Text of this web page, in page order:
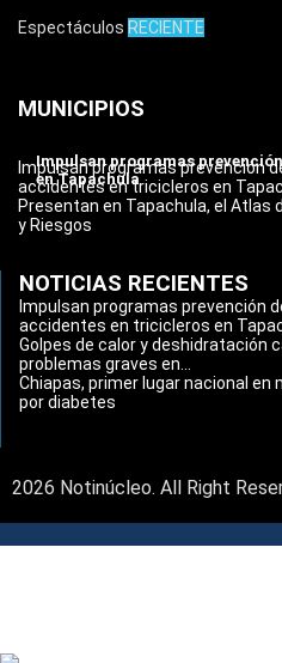
Espectáculos RECIENTE
MUNICIPIOS
Impulsan programas
en Tapachula
Impulsan programas prevención
accidentes en tricicleros en
Presentan en Tapachula, el Atlas
y Riesgos
NOTICIAS RECIENTES
Impulsan programas prevención
accidentes en tricicleros en
Golpes de calor y deshidratación
problemas graves en...
Chiapas, primer lugar nacional en
por diabetes
2026 Notinúcleo. All Right